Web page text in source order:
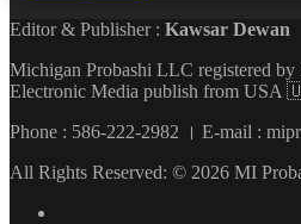
Editor & Publisher : Kawsar Dewan
Michigan Probashi LLC registered by
Electronic Media publish from USA
Phone : 586-222-2982 । E-mail :
All Rights Reserved: © 2026 MI